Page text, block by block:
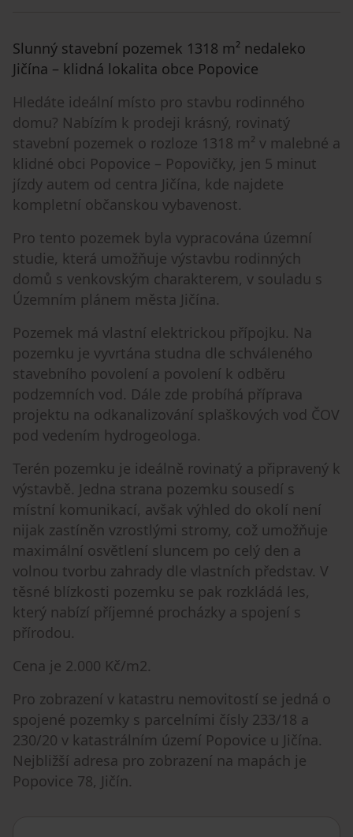
Slunný stavební pozemek 1318 m² nedaleko
Jičína – klidná lokalita obce Popovice
Hledáte ideální místo pro stavbu rodinného
domu? Nabízím k prodeji krásný, rovinatý
stavební pozemek o rozloze 1318 m² v malebné a
klidné obci Popovice – Popovičky, jen 5 minut
jízdy autem od centra Jičína, kde najdete
kompletní občanskou vybavenost.
Pro tento pozemek byla vypracována územní
studie, která umožňuje výstavbu rodinných
domů s venkovským charakterem, v souladu s
Územním plánem města Jičína.
Pozemek má vlastní elektrickou přípojku. Na
pozemku je vyvrtána studna dle schváleného
stavebního povolení a povolení k odběru
podzemních vod. Dále zde probíhá příprava
projektu na odkanalizování splaškových vod ČOV
pod vedením hydrogeologa.
Terén pozemku je ideálně rovinatý a připravený k
výstavbě. Jedna strana pozemku sousedí s
místní komunikací, avšak výhled do okolí není
nijak zastíněn vzrostlými stromy, což umožňuje
maximální osvětlení sluncem po celý den a
volnou tvorbu zahrady dle vlastních představ. V
těsné blízkosti pozemku se pak rozkládá les,
který nabízí příjemné procházky a spojení s
přírodou.
Cena je 2.000 Kč/m2.
Pro zobrazení v katastru nemovitostí se jedná o
spojené pozemky s parcelními čísly 233/18 a
230/20 v katastrálním území Popovice u Jičína.
Nejbližší adresa pro zobrazení na mapách je
Popovice 78, Jičín.